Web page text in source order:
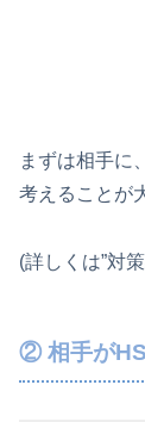
まずは相手に
考えることが
(詳しくは”対
② 相手が